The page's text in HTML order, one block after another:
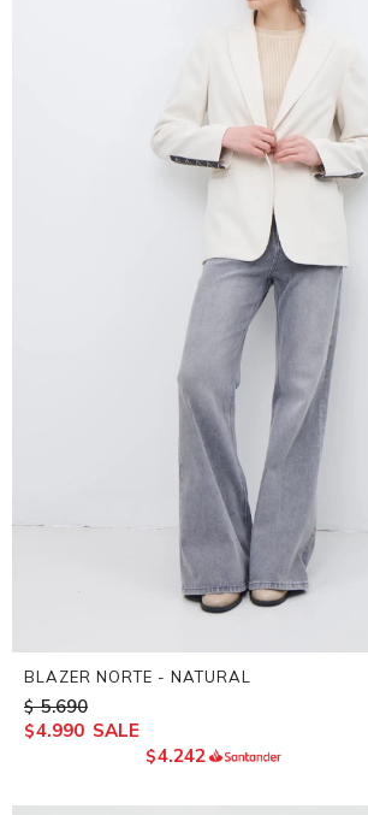
BLAZER NORTE - NATURAL
$ 5.690
$4.990
$4.242